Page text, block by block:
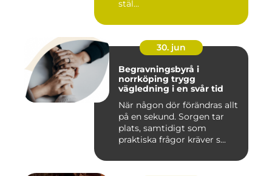
stäl...
30. jun
Begravningsbyrå i
norrköping trygg
vägledning i en svår tid
När någon dör förändras allt
på en sekund. Sorgen tar
plats, samtidigt som
praktiska frågor kräver s...